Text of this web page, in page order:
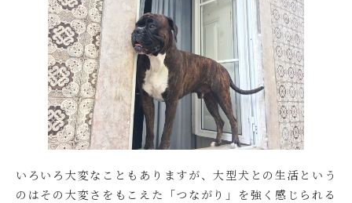
いろいろ大変なこともありますが、大型犬との生活という
のはその大変さをもこえた「つながり」を強く感じられる